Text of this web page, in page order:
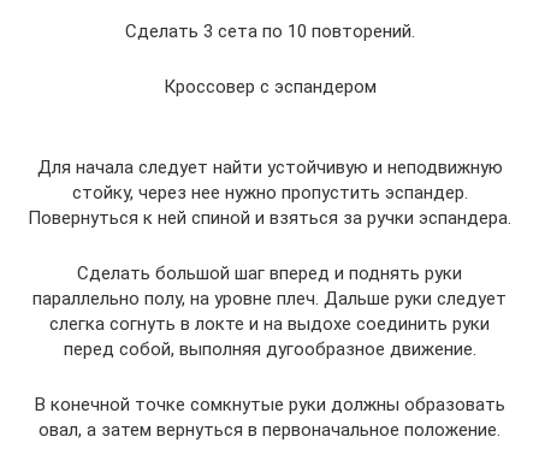
Сделать 3 сета по 10 повторений.
Кроссовер с эспандером
Для начала следует найти устойчивую и неподвижную
стойку, через нее нужно пропустить эспандер.
Повернуться к ней спиной и взяться за ручки эспандера.
Сделать большой шаг вперед и поднять руки
параллельно полу, на уровне плеч. Дальше руки следует
слегка согнуть в локте и на выдохе соединить руки
перед собой, выполняя дугообразное движение.
В конечной точке сомкнутые руки должны образовать
овал, а затем вернуться в первоначальное положение.